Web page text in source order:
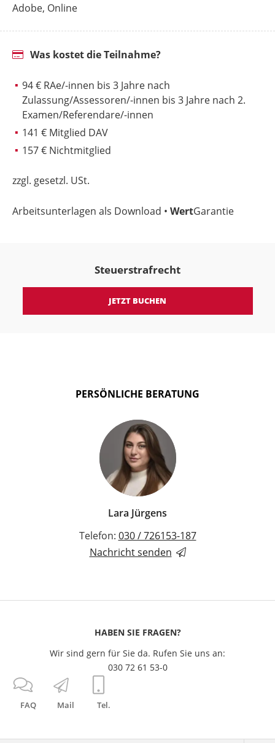
Adobe, Online
Was kostet die Teilnahme?
94 € RAe/-innen bis 3 Jahre nach
Zulassung/Assessoren/-innen bis 3 Jahre nach 2.
Examen/Referendare/-innen
141 € Mitglied DAV
157 € Nichtmitglied
zzgl. gesetzl. USt.
Arbeitsunterlagen als Download • WertGarantie
Steuerstrafrecht
JETZT BUCHEN
PERSÖNLICHE BERATUNG
Lara Jürgens
Telefon: 030 / 726153-187
Nachricht senden
FAQ Mail Tel.
HABEN SIE FRAGEN?
Wir sind gern für Sie da. Rufen Sie uns an:
030 72 61 53-0